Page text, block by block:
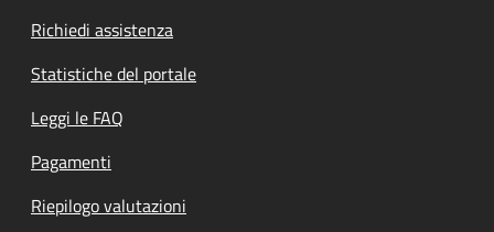
Richiedi assistenza
Statistiche del portale
Leggi le FAQ
Pagamenti
Riepilogo valutazioni